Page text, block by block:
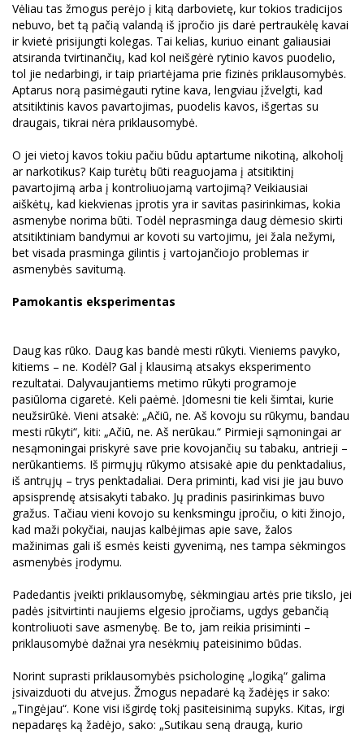
Vėliau tas žmogus perėjo į kitą darbovietę, kur tokios tradicijos
nebuvo, bet tą pačią valandą iš įpročio jis darė pertraukėlę kavai
ir kvietė prisijungti kolegas. Tai kelias, kuriuo einant galiausiai
atsiranda tvirtinančių, kad kol neišgėrė rytinio kavos puodelio,
tol jie nedarbingi, ir taip priartėjama prie fizinės priklausomybės.
Aptarus norą pasimėgauti rytine kava, lengviau įžvelgti, kad
atsitiktinis kavos pavartojimas, puodelis kavos, išgertas su
draugais, tikrai nėra priklausomybė.
O jei vietoj kavos tokiu pačiu būdu aptartume nikotiną, alkoholį
ar narkotikus? Kaip turėtų būti reaguojama į atsitiktinį
pavartojimą arba į kontroliuojamą vartojimą? Veikiausiai
aiškėtų, kad kiekvienas įprotis yra ir savitas pasirinkimas, kokia
asmenybe norima būti. Todėl neprasminga daug dėmesio skirti
atsitiktiniam bandymui ar kovoti su vartojimu, jei žala nežymi,
bet visada prasminga gilintis į vartojančiojo problemas ir
asmenybės savitumą.
Pamokantis eksperimentas
Daug kas rūko. Daug kas bandė mesti rūkyti. Vieniems pavyko,
kitiems – ne. Kodėl? Gal į klausimą atsakys eksperimento
rezultatai. Dalyvaujantiems metimo rūkyti programoje
pasiūloma cigaretė. Keli paėmė. Įdomesni tie keli šimtai, kurie
neužsirūkė. Vieni atsakė: „Ačiū, ne. Aš kovoju su rūkymu, bandau
mesti rūkyti“, kiti: „Ačiū, ne. Aš nerūkau.“ Pirmieji sąmoningai ar
nesąmoningai priskyrė save prie kovojančių su tabaku, antrieji –
nerūkantiems. Iš pirmųjų rūkymo atsisakė apie du penktadalius,
iš antrųjų – trys penktadaliai. Dera priminti, kad visi jie jau buvo
apsisprendę atsisakyti tabako. Jų pradinis pasirinkimas buvo
gražus. Tačiau vieni kovojo su kenksmingu įpročiu, o kiti žinojo,
kad maži pokyčiai, naujas kalbėjimas apie save, žalos
mažinimas gali iš esmės keisti gyvenimą, nes tampa sėkmingos
asmenybės įrodymu.
Padedantis įveikti priklausomybę, sėkmingiau artės prie tikslo, jei
padės įsitvirtinti naujiems elgesio įpročiams, ugdys gebančią
kontroliuoti save asmenybę. Be to, jam reikia prisiminti –
priklausomybė dažnai yra nesėkmių pateisinimo būdas.
Norint suprasti priklausomybės psichologinę „logiką“ galima
įsivaizduoti du atvejus. Žmogus nepadarė ką žadėjęs ir sako:
„Tingėjau“. Kone visi išgirdę tokį pasiteisinimą supyks. Kitas, irgi
nepadaręs ką žadėjo, sako: „Sutikau seną draugą, kurio